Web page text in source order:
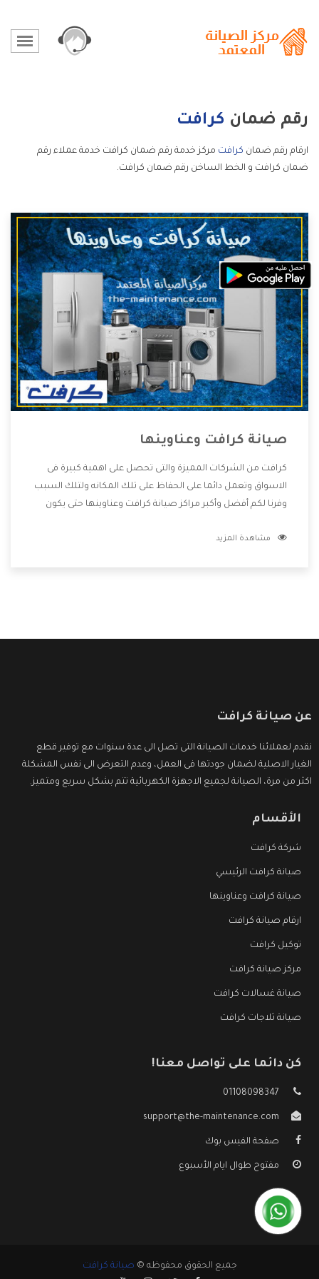
رقم ضمان كرافت
ارقام رقم ضمان كرافت مركز خدمة رقم ضمان كرافت خدمة عملاء رقم
ضمان كرافت و الخط الساخن رقم ضمان كرافت.
صيانة كرافت وعناوينها
كرافت من الشركات المميزة والتى تحصل على اهمية كبيرة فى
الاسواق وتعمل دائما على الحفاظ على تلك المكانه ولتلك السبب
وفرنا لكم أفضل وأكبر مراكز صيانة كرافت وعناوينها حتى يكون
دون اى ازعاج كما أننا نهتم بكل ما يحتاجه المستهلك لكى نحافظ
مشاهدة المزيد
عن صيانة كرافت
نقدم لعملائنا خدمات الصيانة التى تصل الى عدة سنوات مع توفير قطع
الغيار الاصلية لضمان جودتها فى العمل، وعدم التعرض الى نفس المشكلة
اكثر من مرة، الصيانة لجميع الاجهزة الكهربائية تتم بشكل سريع ومتميز.
الأقسام
شركة كرافت
صيانة كرافت الرئيسي
صيانة كرافت وعناوينها
ارقام صيانة كرافت
توكيل كرافت
مركز صيانة كرافت
صيانة غسالات كرافت
صيانة ثلاجات كرافت
كن دائما على تواصل معنا!
01108098347
support@the-maintenance.com
صفحة الفيس بوك
مفتوح طوال ايام الأسبوع
جميع الحقوق محفوظه © صيانة كرافت